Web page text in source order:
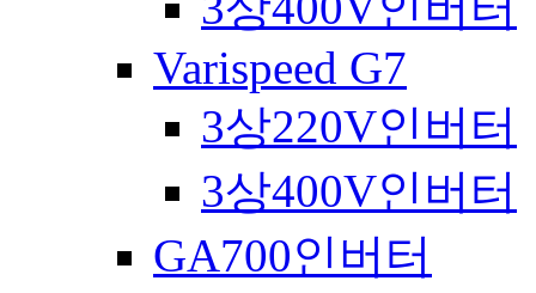
Varispeed G7
3상220V인버터
3상400V인버터
GA700인버터